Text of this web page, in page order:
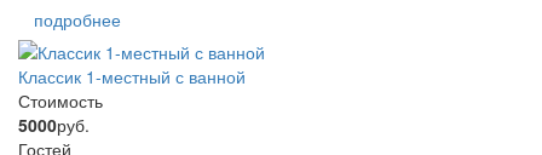
подробнее
Классик 1-местный с ванной
Стоимость
5000руб.
Гостей